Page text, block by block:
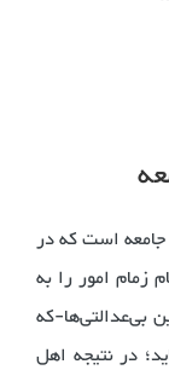
است که در
زمام امور را به
بی‌عدالتی‌ها-که
در نتیجه اهل